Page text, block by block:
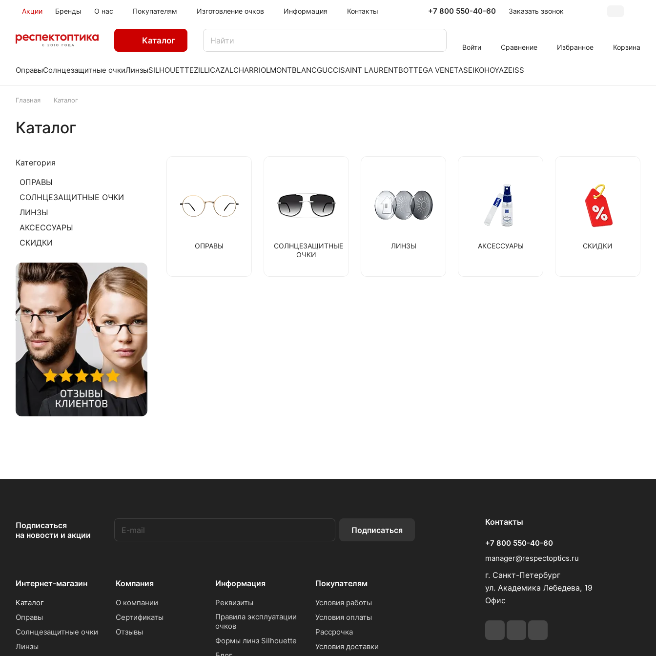
Акции Бренды О нас Покупателям Изготовление очков Информация Контакты +7 800 550-40-60 Заказать звонок
Каталог
Войти Сравнение Избранное Корзина
ОправыСолнцезащитные очкиЛинзыSILHOUETTEZILLICAZALCHARRIOLMONTBLANCGUCCISAINT LAURENTBOTTEGA VENETASEIKOHOYAZEISS
Главная Каталог
Каталог
ОПРАВЫ
СОЛНЦЕЗАЩИТНЫЕ
ОЧКИ
ЛИНЗЫ АКСЕССУАРЫ СКИДКИ
Категория
ОПРАВЫ
СОЛНЦЕЗАЩИТНЫЕ ОЧКИ
ЛИНЗЫ
АКСЕССУАРЫ
СКИДКИ
Подписаться
на новости и акции
Подписаться
Интернет-магазин
Каталог
Оправы
Солнцезащитные очки
Линзы
Компания
О компании
Сертификаты
Отзывы
Информация
Реквизиты
Правила эксплуатации
очков
Формы линз Silhouette
Покупателям
Условия работы
Условия оплаты
Рассрочка
Условия доставки
Контакты
+7 800 550-40-60
manager@respectoptics.ru
г. Санкт-Петербург
ул. Академика Лебедева, 19
Офис